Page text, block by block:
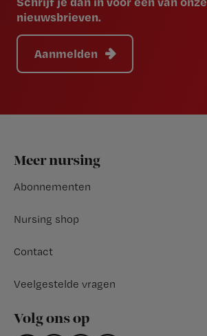
nieuwsbrieven.
Aanmelden
Footer
Meer nursing
Abonnementen
Nursing shop
Contact
Veelgestelde vragen
Volg ons op